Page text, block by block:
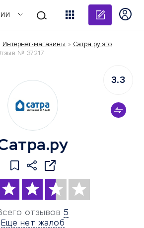
Интернет-магазины » Сатра.ру это
№ 37217
отзывов 5
Еще нет жалоб
3.3